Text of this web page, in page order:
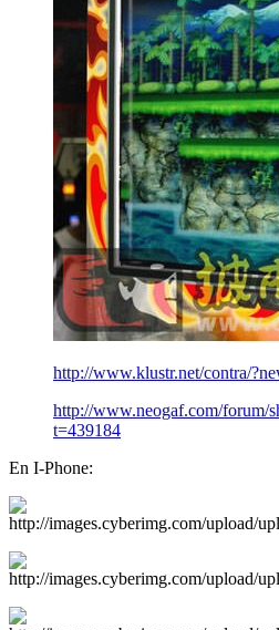
http://www.klustr.net/contra/
http://www.neogaf.com/forum/
t=439184
En I-Phone: